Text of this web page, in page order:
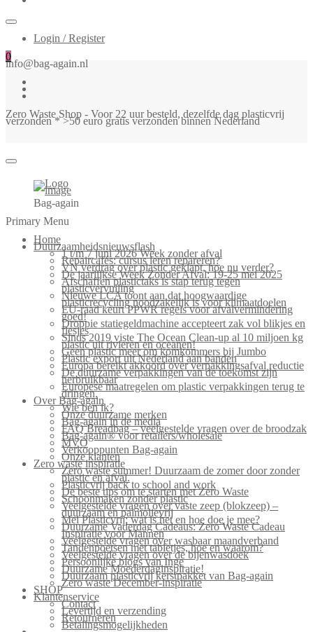
Login / Register
0
info@bag-again.nl
Zero Waste Shop - Voor 22 uur besteld, dezelfde dag plasticvrij
verzonden * >50 euro gratis verzonden binnen Nederland
Bag-again
Primary Menu
Home
Duurzaamheidsnieuwsflash
1 t/m 7 juni 2026 Week zonder afval
Repaircafés: cursus leren repareren?
VN verdrag over plastic geklapt, hoe nu verder?
De jaarlijkse Week Zonder Afval: 19-25 mei 2025
Afschaffen plastictaks is stap terug tegen
plasticvervuiling
Nieuwe LCA toont aan dat hoogwaardige
plasticrecycling noodzakelijk is voor klimaatdoelen
EU-raad keurt PPWR regels voor afvalvermindering
goed!
Droppie statiegeldmachine accepteert zak vol blikjes en
flesjes
Sinds 2019 viste The Ocean Clean-up al 10 miljoen kg
plastic uit rivieren en oceanen!
Geen plastic meer om komkommers bij Jumbo
Plastic export uit Nederland aan banden
Europa bereikt akkoord over verpakkingsafval reductie
De duurzame verpakkingen van de toekomst zijn
herbruikbaar
Europese maatregelen om plastic verpakkingen terug te
dringen.
Over Bag-again
Wie ben ik?
Onze duurzame merken
Bag-again in de media
FAQ Breadbag – veelgestelde vragen over de broodzak
Bag-again® voor retailers/wholesale
MVO
Verkooppunten Bag-again
Onze klanten
Zero waste inspiratie
Zero waste summer! Duurzaam de zomer door zonder
plastic en afval.
Plasticvrij back to school and work
De beste tips om te starten met Zero Waste
Schoonmaken zonder plastic
Veelgestelde vragen over vaste zeep (blokzeep) –
duurzaam en palmolievrij
Mei Plasticvrij: wat is het en hoe doe je mee?
Duurzame Vaderdag Cadeaus: Zero Waste Cadeau
Inspiratie voor Mannen
Veelgestelde vragen over wasbaar maandverband
Tandenpoetsen met tabletjes, hoe en waarom?
Veelgestelde vragen over de bijenwasdoek
Persoonlijke blogs van Inge
Duurzame Moederdaginspiratie!
Duurzaam plasticvrij kerstpakket van Bag-again
Zero waste December-inspiratie
SHOP
Klantenservice
Contact
Levertijd en verzending
Retourneren
Betalingsmogelijkheden